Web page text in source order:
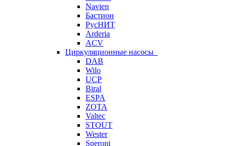
Navien
Бастион
РусНИТ
Arderia
ACV
Циркуляционные насосы
DAB
Wilo
UCP
Biral
ESPA
ZOTA
Valtec
STOUT
Wester
Speroni